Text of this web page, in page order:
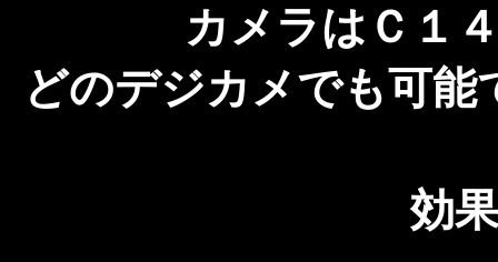
カメラはＣ１
どのデジカメでも可
効